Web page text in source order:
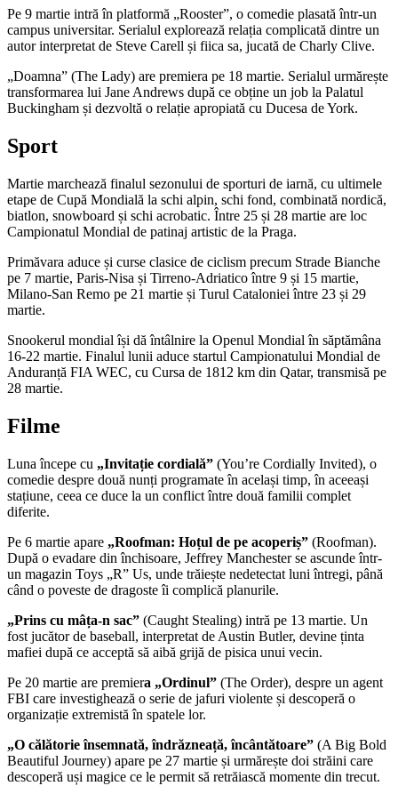
Pe 9 martie intră în platformă „Rooster”, o comedie plasată într-un
campus universitar. Serialul explorează relația complicată dintre un
autor interpretat de Steve Carell și fiica sa, jucată de Charly Clive.
„Doamna” (The Lady) are premiera pe 18 martie. Serialul urmărește
transformarea lui Jane Andrews după ce obține un job la Palatul
Buckingham și dezvoltă o relație apropiată cu Ducesa de York.
Sport
Martie marchează finalul sezonului de sporturi de iarnă, cu ultimele
etape de Cupă Mondială la schi alpin, schi fond, combinată nordică,
biatlon, snowboard și schi acrobatic. Între 25 și 28 martie are loc
Campionatul Mondial de patinaj artistic de la Praga.
Primăvara aduce și curse clasice de ciclism precum Strade Bianche
pe 7 martie, Paris-Nisa și Tirreno-Adriatico între 9 și 15 martie,
Milano-San Remo pe 21 martie și Turul Cataloniei între 23 și 29
martie.
Snookerul mondial își dă întâlnire la Openul Mondial în săptămâna
16-22 martie. Finalul lunii aduce startul Campionatului Mondial de
Anduranță FIA WEC, cu Cursa de 1812 km din Qatar, transmisă pe
28 martie.
Filme
Luna începe cu „Invitație cordială” (You’re Cordially Invited), o
comedie despre două nunți programate în același timp, în aceeași
stațiune, ceea ce duce la un conflict între două familii complet
diferite.
Pe 6 martie apare „Roofman: Hoțul de pe acoperiș” (Roofman).
După o evadare din închisoare, Jeffrey Manchester se ascunde într-
un magazin Toys „R” Us, unde trăiește nedetectat luni întregi, până
când o poveste de dragoste îi complică planurile.
„Prins cu mâța-n sac” (Caught Stealing) intră pe 13 martie. Un
fost jucător de baseball, interpretat de Austin Butler, devine ținta
mafiei după ce acceptă să aibă grijă de pisica unui vecin.
Pe 20 martie are premiera „Ordinul” (The Order), despre un agent
FBI care investighează o serie de jafuri violente și descoperă o
organizație extremistă în spatele lor.
„O călătorie însemnată, îndrăzneață, încântătoare” (A Big Bold
Beautiful Journey) apare pe 27 martie și urmărește doi străini care
descoperă uși magice ce le permit să retrăiască momente din trecut.